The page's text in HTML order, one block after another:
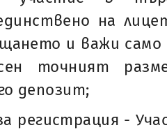
на
и важи само
точният
депозит;
регистрация -